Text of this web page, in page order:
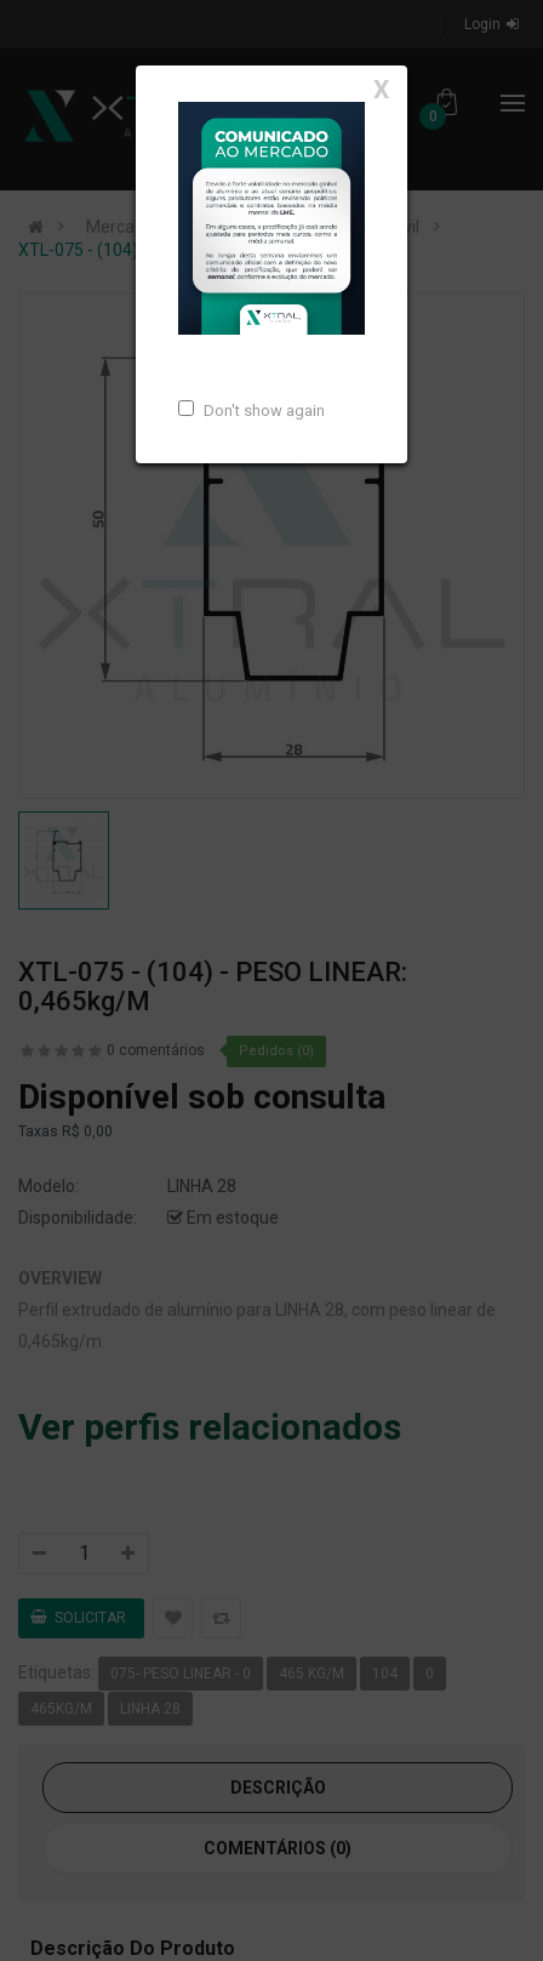
Login
0
X
Don't show again
Mercados de Atuação
Construção Civil
XTL-075 - (104) - PESO LINEAR: 0,465kg/m
XTL-075 - (104) - PESO LINEAR:
0,465kg/m
0 comentários Pedidos (0)
Disponível sob consulta
Taxas R$ 0,00
Modelo:
LINHA 28
Disponibilidade:
Em estoque
OVERVIEW
Perfil extrudado de alumínio para LINHA 28, com peso linear de
0,465kg/m.
Ver perfis relacionados
Etiquetas: 075- PESO LINEAR - 0 465 KG/M 104 0
465KG/M LINHA 28
DESCRIÇÃO
COMENTÁRIOS (0)
Descrição Do Produto